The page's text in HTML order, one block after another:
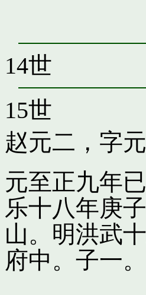
14世
15世
赵元二，字
元至正九年
乐十八年庚
山。明洪武
府中。子一。